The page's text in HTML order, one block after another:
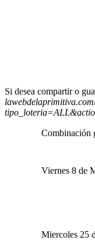
Si desea compartir o
Combinación
Viernes 8 de
Miercoles 25